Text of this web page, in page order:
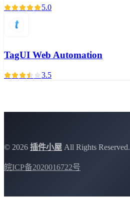
5.0
TagUI Web Automation
3.5
© 2026 插件小屋 All Rights Reserved.
皖ICP备2020016722号